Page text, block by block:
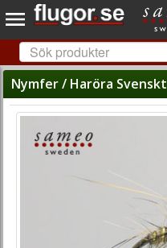
Nymfer / Haröra Svenskt